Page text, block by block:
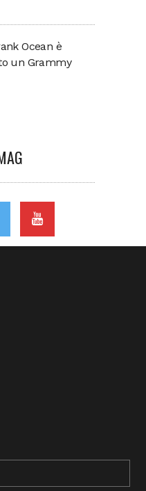
Ocean è
un Grammy